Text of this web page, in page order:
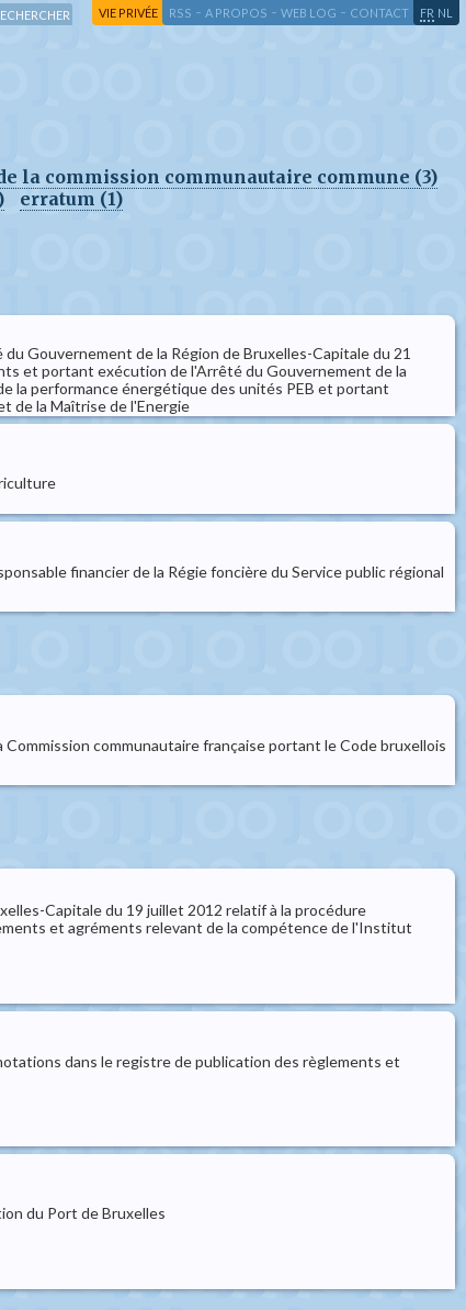
VIE PRIVÉE RSS - A PROPOS - WEB LOG - CONTACT FR NL
la commission communautaire commune (3)
erratum (1)
Gouvernement de la Région de Bruxelles-Capitale du 21
et portant exécution de l'Arrêté du Gouvernement de la
la performance énergétique des unités PEB et portant
de la Maîtrise de l'Energie
financier de la Régie foncière du Service public régional
communautaire française portant le Code bruxellois
Capitale du 19 juillet 2012 relatif à la procédure
et agréments relevant de la compétence de l'Institut
dans le registre de publication des règlements et
du Port de Bruxelles